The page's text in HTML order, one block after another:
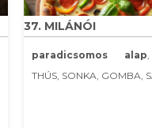
37. MILÁNÓI
paradicsomos alap
THÚS, SONKA, GOMBA,